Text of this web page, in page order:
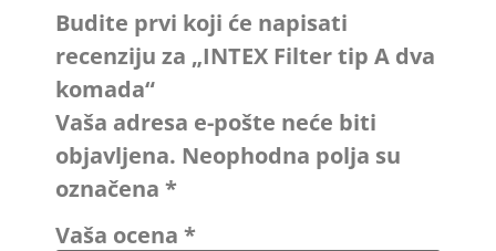
Budite prvi koji će napisati
recenziju za „INTEX Filter tip A dva
komada“
Vaša adresa e-pošte neće biti
objavljena. Neophodna polja su
označena *
Vaša ocena *